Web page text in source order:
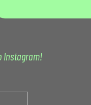
Instagram!